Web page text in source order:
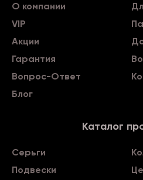
О компании
VIP
Акции
Гарантия
Вопрос-Ответ
Блог
Каталог
Серьги
Подвески